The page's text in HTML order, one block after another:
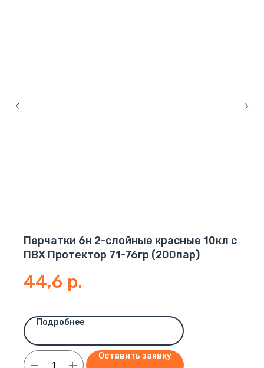
Перчатки 6н 2-слойные красные 10кл с
ПВХ Протектор 71-76гр (200пар)
44,6 р.
Подробнее
Оставить заявку